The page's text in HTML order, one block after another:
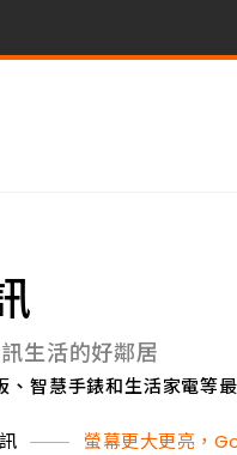
生活的好鄰居
、智慧手錶和生活家電等
螢幕更大更亮，